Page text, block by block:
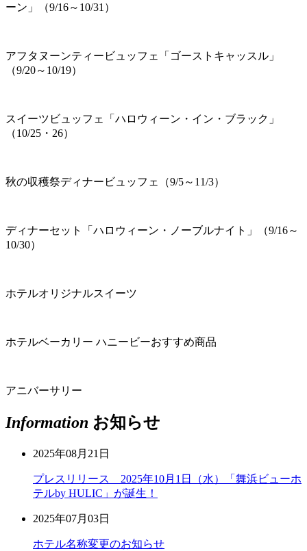
ーン」（9/16～10/31）
アフタヌーンティービュッフェ「ゴーストキャッスル」
（9/20～10/19）
スイーツビュッフェ「ハロウィーン・イン・ブラック」
（10/25・26）
秋の収穫祭ディナービュッフェ（9/5～11/3）
ディナーセット「ハロウィーン・ノーブルナイト」（9/16～
10/30）
ホテルオリジナルスイーツ
ホテルベーカリー ハニービーおすすめ商品
アニバーサリー
Information お知らせ
2025年08月21日
プレスリリース 2025年10月1日（水）「舞浜ビューホ
テルby HULIC」が誕生！
2025年07月03日
ホテル名称変更のお知らせ